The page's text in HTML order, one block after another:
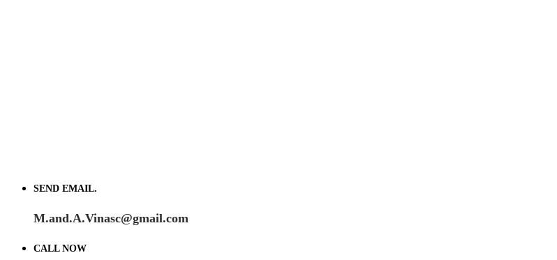
SEND EMAIL.
M.and.A.Vinasc@gmail.com
CALL NOW